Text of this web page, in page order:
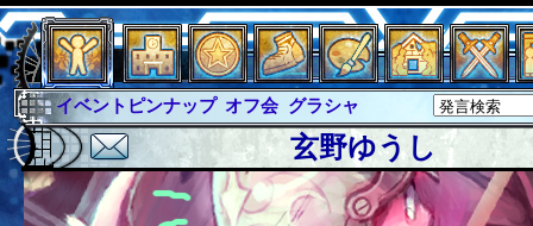
イベントピンナップ オフ会 グラシャ
グラシャ・ラボラス
グローバルジャスティス
サイキックハーツ サイキックハーツ大戦
シュラウド
ソロモン ファイナル
玄野ゆうし